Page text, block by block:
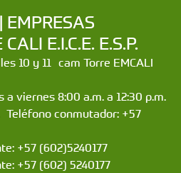
E.I.C.E. E.S.P.
10 y 11 cam Torre EMCALI
viernes 8:00 a.m. a 12:30 p.m.
Teléfono conmutador: +57
+57 (602)5240177
+57 (602) 5240177